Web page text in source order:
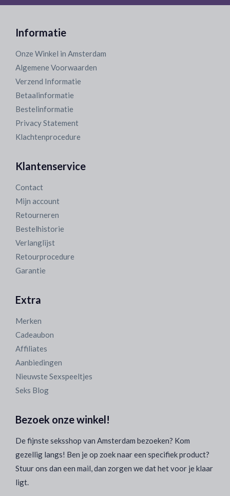
Informatie
Onze Winkel in Amsterdam
Algemene Voorwaarden
Verzend Informatie
Betaalinformatie
Bestelinformatie
Privacy Statement
Klachtenprocedure
Klantenservice
Contact
Mijn account
Retourneren
Bestelhistorie
Verlanglijst
Retourprocedure
Garantie
Extra
Merken
Cadeaubon
Affiliates
Aanbiedingen
Nieuwste Sexspeeltjes
Seks Blog
Bezoek onze winkel!
De fijnste seksshop van Amsterdam bezoeken? Kom
gezellig langs! Ben je op zoek naar een specifiek product?
Stuur ons dan een mail, dan zorgen we dat het voor je klaar
ligt.